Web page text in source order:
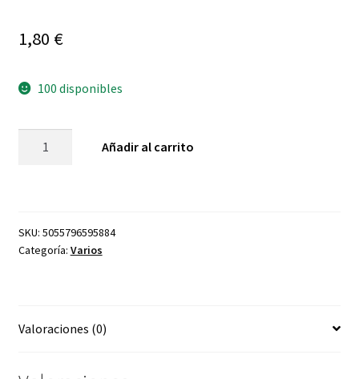
1,80 €
100 disponibles
- Romero
cantidad
Añadir al carrito
SKU: 5055796595884
Categoría: Varios
Valoraciones (0)